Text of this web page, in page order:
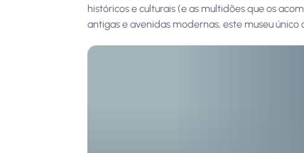
históricos e culturais (e as multidões que os
antigas e avenidas modernas, este museu